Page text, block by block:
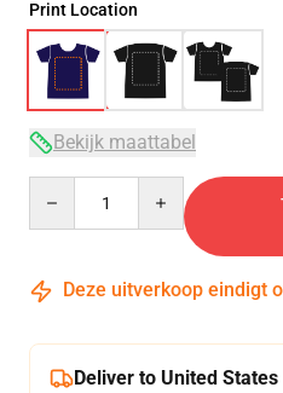
Print Location
Bekijk maattabel
Deze uitverkoop eindigt
Deliver to United States